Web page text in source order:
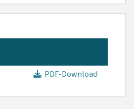
PDF-Download